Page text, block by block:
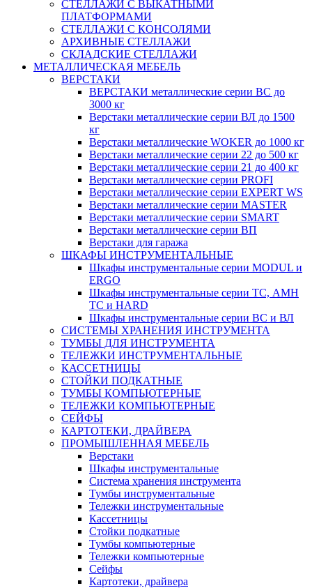
СТЕЛЛАЖИ С ВЫКАТНЫМИ
ПЛАТФОРМАМИ
СТЕЛЛАЖИ С КОНСОЛЯМИ
АРХИВНЫЕ СТЕЛЛАЖИ
СКЛАДСКИЕ СТЕЛЛАЖИ
МЕТАЛЛИЧЕСКАЯ МЕБЕЛЬ
ВЕРСТАКИ
ВЕРСТАКИ металлические серии ВС до
3000 кг
Верстаки металлические серии ВЛ до 1500
кг
Верстаки металлические WOKER до 1000 кг
Верстаки металлические серии 22 до 500 кг
Верстаки металлические серии 21 до 400 кг
Верстаки металлические серии PROFI
Верстаки металлические серии EXPERT WS
Верстаки металлические серии MASTER
Верстаки металлические серии SMART
Верстаки металлические серии ВП
Верстаки для гаража
ШКАФЫ ИНСТРУМЕНТАЛЬНЫЕ
Шкафы инструментальные серии MODUL и
ERGO
Шкафы инструментальные серии ТС, АМН
ТС и HARD
Шкафы инструментальные серии ВС и ВЛ
СИСТЕМЫ ХРАНЕНИЯ ИНСТРУМЕНТА
ТУМБЫ ДЛЯ ИНСТРУМЕНТА
ТЕЛЕЖКИ ИНСТРУМЕНТАЛЬНЫЕ
КАССЕТНИЦЫ
СТОЙКИ ПОДКАТНЫЕ
ТУМБЫ КОМПЬЮТЕРНЫЕ
ТЕЛЕЖКИ КОМПЬЮТЕРНЫЕ
СЕЙФЫ
КАРТОТЕКИ, ДРАЙВЕРА
ПРОМЫШЛЕННАЯ МЕБЕЛЬ
Верстаки
Шкафы инструментальные
Система хранения инструмента
Тумбы инструментальные
Тележки инструментальные
Кассетницы
Стойки подкатные
Тумбы компьютерные
Тележки компьютерные
Сейфы
Картотеки, драйвера